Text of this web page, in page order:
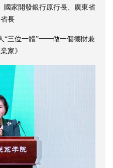
國家開發銀行原行長、廣東省
長
“三位一體”━━做一個德財兼
家》